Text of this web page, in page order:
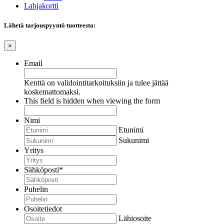
Lahjakortti
Lähetä tarjouspyyntö tuotteesta:
×
Email
Kenttä on validointitarkoituksiin ja tulee jättää
koskemattomaksi.
This field is hidden when viewing the form
Nimi
Etunimi
Sukunimi
Yritys
Sähköposti*
Puhelin
Osoitetiedot
Lähiosoite